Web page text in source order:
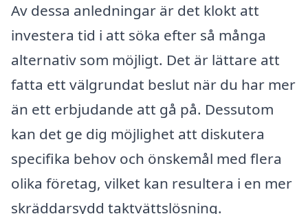
Av dessa anledningar är det klokt att
investera tid i att söka efter så många
alternativ som möjligt. Det är lättare att
fatta ett välgrundat beslut när du har mer
än ett erbjudande att gå på. Dessutom
kan det ge dig möjlighet att diskutera
specifika behov och önskemål med flera
olika företag, vilket kan resultera i en mer
skräddarsydd taktvättslösning.